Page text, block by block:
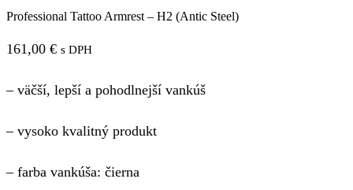
Professional Tattoo Armrest – H2 (Antic Steel)
161,00 € s DPH
– väčší, lepší a pohodlnejší vankúš
– vysoko kvalitný produkt
– farba vankúša: čierna